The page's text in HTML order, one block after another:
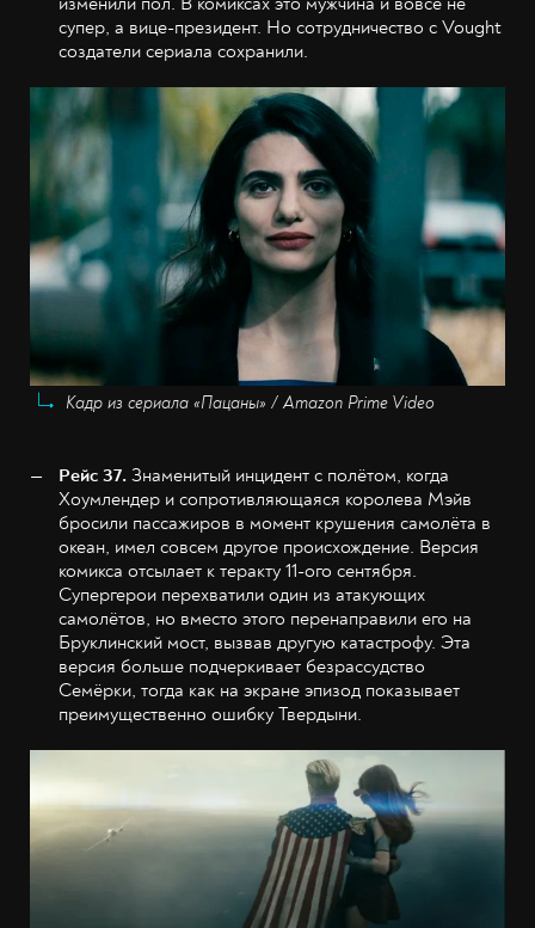
супер, а вице-президент. Но сотрудничество с Vought
создатели сериала сохранили.
Кадр из сериала «Пацаны» / Amazon Prime Video
Рейс 37. Знаменитый инцидент с полётом, когда
Хоумлендер и сопротивляющаяся королева Мэйв
бросили пассажиров в момент крушения самолёта в
океан, имел совсем другое происхождение. Версия
комикса отсылает к теракту 11-ого сентября.
Супергерои перехватили один из атакующих
самолётов, но вместо этого перенаправили его на
Бруклинский мост, вызвав другую катастрофу. Эта
версия больше подчеркивает безрассудство
Семёрки, тогда как на экране эпизод показывает
преимущественно ошибку Твердыни.